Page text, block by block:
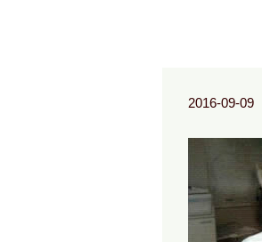
2016-09-09